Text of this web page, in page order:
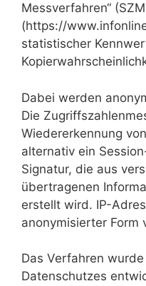
Messverfahren“
(https://
statistischer
Dabei werden
Die
Wiedererkennung
alternativ ein
Signatur, die aus
übertragenen
erstellt wird. IP-
anonymisierter Form
Das Verfahren
Datenschutzes